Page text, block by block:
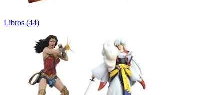
Libros (44)